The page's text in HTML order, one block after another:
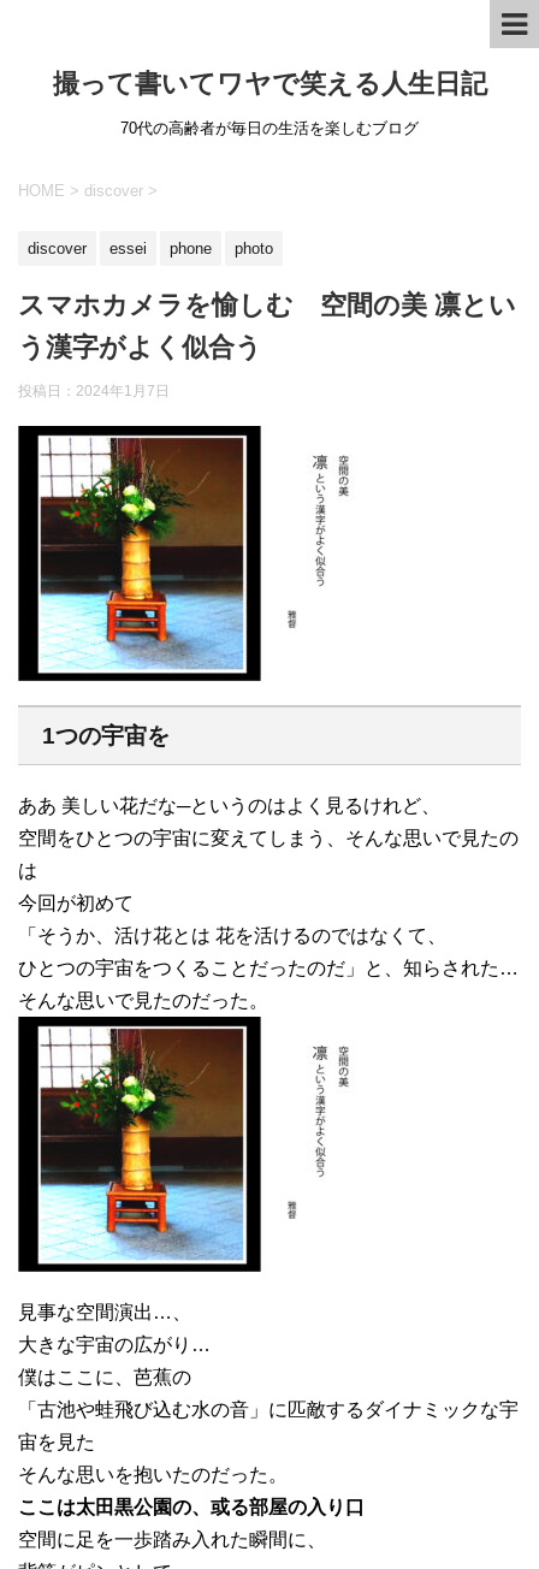
撮って書いてワヤで笑える人生日記
70代の高齢者が毎日の生活を楽しむブログ
HOME > discover >
discover essei phone photo
スマホカメラを愉しむ 空間の美 凛とい
う漢字がよく似合う
投稿日： 2024年1月7日
1つの宇宙を
ああ 美しい花だな─というのはよく見るけれど、
空間をひとつの宇宙に変えてしまう、そんな思いで見たの
は
今回が初めて
「そうか、活け花とは 花を活けるのではなくて、
ひとつの宇宙をつくることだったのだ」と、知らされた…
そんな思いで見たのだった。
見事な空間演出…、
大きな宇宙の広がり…
僕はここに、芭蕉の
「古池や蛙飛び込む水の音」に匹敵するダイナミックな宇
宙を見た
そんな思いを抱いたのだった。
ここは太田黒公園の、或る部屋の入り口
空間に足を一歩踏み入れた瞬間に、